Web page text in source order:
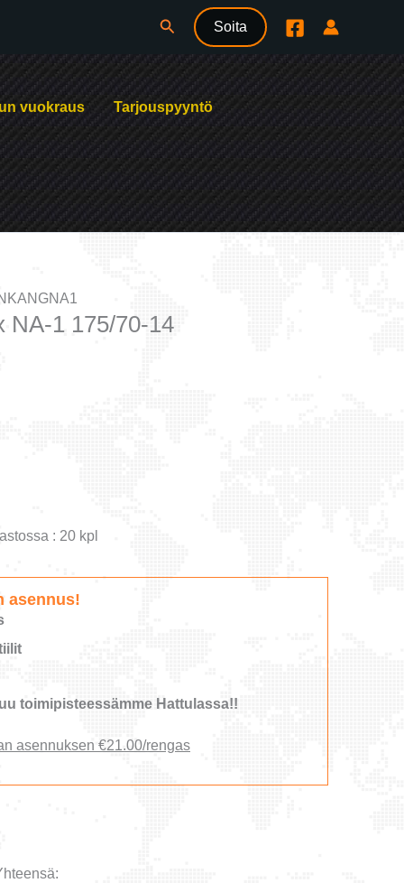
Hae Soita
vuokraus Tarjouspyyntö
NA-1 175/70-14
: 20 kpl
asennus!
toimipisteessämme Hattulassa!!
asennuksen €21.00/rengas